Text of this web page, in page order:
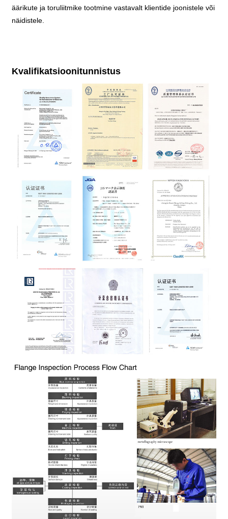
äärikute ja toruliitmike tootmine vastavalt klientide joonistele või
näidistele.
Kvalifikatsioonitunnistus